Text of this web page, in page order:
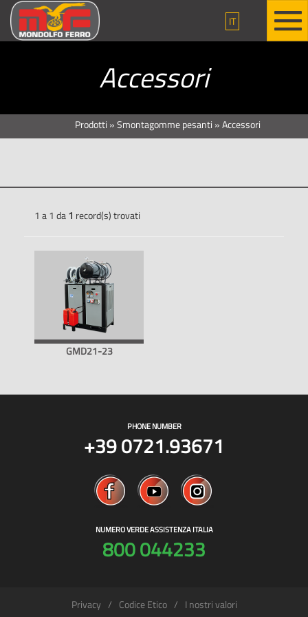
IT
Accessori
Prodotti »Smontagomme pesanti »Accessori
1 a 1 da1 record(s) trovati
GMD21-23
PHONE NUMBER
+39 0721.93671
NUMERO VERDE ASSISTENZA ITALIA
800 044233
Privacy Codice Etico I nostri valori